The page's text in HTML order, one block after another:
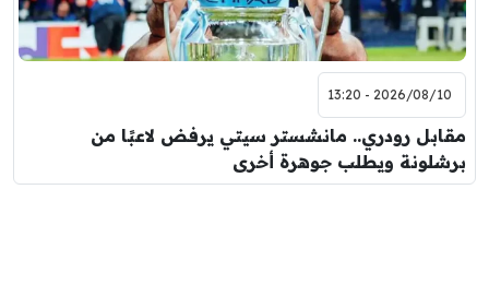
2026/08/10 - 13:20
مقابل رودري.. مانشستر سيتي يرفض لاعبًا من
برشلونة ويطلب جوهرة أخرى